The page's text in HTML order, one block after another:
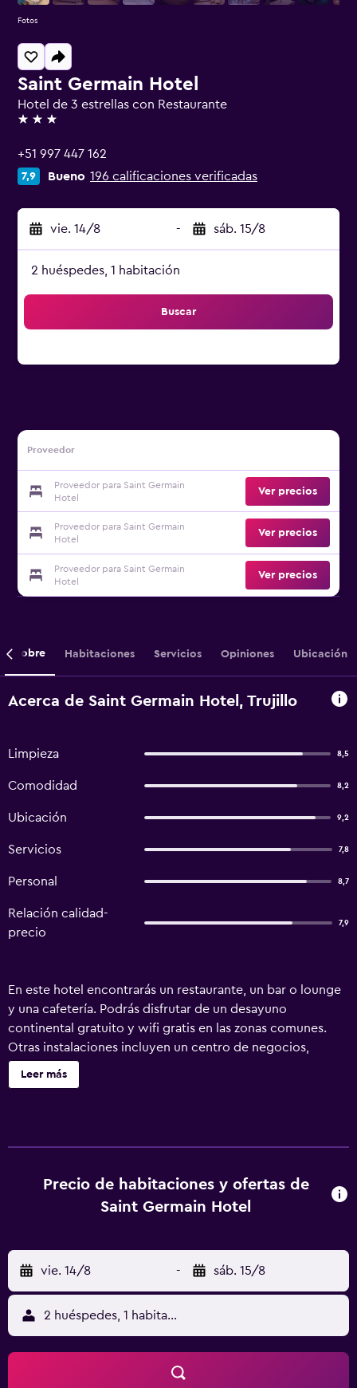
Saint Germain Hotel
Hotel de 3 estrellas con Restaurante
3 estrellas
+51 997 447 162
7,9 Bueno 196 calificaciones verificadas
vie. 14/8 - sáb. 15/8
2 huéspedes, 1 habitación
Buscar
Proveedor
Proveedor para Saint Germain
Hotel
Ver precios
Proveedor para Saint Germain
Hotel
Ver precios
Proveedor para Saint Germain
Hotel
Ver precios
Fotos
Sobre Habitaciones Servicios Opiniones Ubicación
Acerca de Saint Germain Hotel, Trujillo
Limpieza 8,5
Comodidad 8,2
Ubicación 9,2
Servicios 7,8
Personal 8,7
Relación calidad-
precio
7,9
En este hotel encontrarás un restaurante, un bar o lounge
y una cafetería. Podrás disfrutar de un desayuno
continental gratuito y wifi gratis en las zonas comunes.
Otras instalaciones incluyen un centro de negocios,
servicio de recepción 24 horas y check-out exprés. SAINT
GERMAIN HOTEL ofrece 20 alojamientos con secador de
(de 3 a 5 personas, o hasta 10 dispositivos)). Se ofrece
servicio de limpieza todos los días.
Leer más
Precio de habitaciones y ofertas de
Saint Germain Hotel
vie. 14/8 - sáb. 15/8
2 huéspedes, 1 habitación